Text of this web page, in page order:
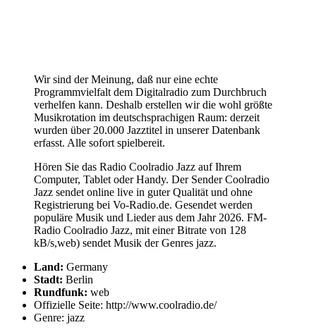
Wir sind der Meinung, daß nur eine echte
Programmvielfalt dem Digitalradio zum Durchbruch
verhelfen kann. Deshalb erstellen wir die wohl größte
Musikrotation im deutschsprachigen Raum: derzeit
wurden über 20.000 Jazztitel in unserer Datenbank
erfasst. Alle sofort spielbereit.
Hören Sie das Radio Coolradio Jazz auf Ihrem
Computer, Tablet oder Handy. Der Sender Coolradio
Jazz sendet online live in guter Qualität und ohne
Registrierung bei Vo-Radio.de. Gesendet werden
populäre Musik und Lieder aus dem Jahr 2026. FM-
Radio Coolradio Jazz, mit einer Bitrate von 128
kB/s,web) sendet Musik der Genres jazz.
Land: Germany
Stadt: Berlin
Rundfunk: web
Offizielle Seite: http://www.coolradio.de/
Genre: jazz